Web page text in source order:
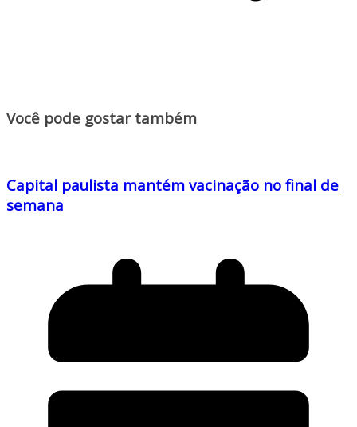
Você pode gostar também
Capital paulista mantém vacinação no final de
semana